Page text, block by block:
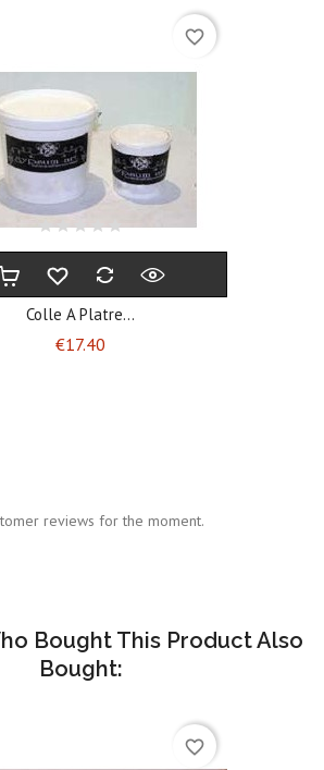
Colle A Platre...
€17.40
favorite_border
reviews for the moment.
Bought This Product Also
Bought:
favorite_border